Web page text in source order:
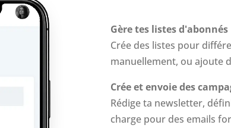
Gère tes listes d'abonnés
Crée des listes pour
manuellement, ou ajoute
Crée et envoie des
Rédige ta newsletter,
charge pour des emails